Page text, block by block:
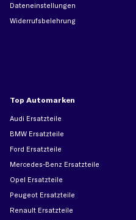
Dateneinstellungen
Widerrufsbelehrung
Top Automarken
Audi Ersatzteile
BMW Ersatzteile
Ford Ersatzteile
Mercedes-Benz Ersatzteile
Opel Ersatzteile
Peugeot Ersatzteile
Renault Ersatzteile